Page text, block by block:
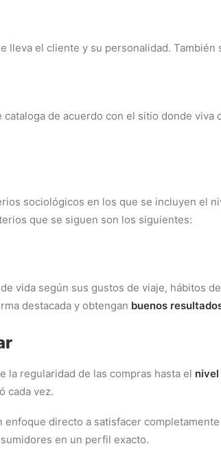
lleva el cliente y su personalidad.
de acuerdo con el sitio donde
sociológicos en los que se incluyen el
que se siguen son los siguientes:
vida según sus gustos de viaje, hábitos
destacada y obtengan buenos
la regularidad de las compras hasta el
cada vez.
enfoque directo a satisfacer
en un perfil exacto.